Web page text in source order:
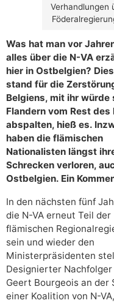
Verhandlungen
Was hat man vor
alles über die N-VA
hier in Ostbelgien?
stand für die
Belgiens, mit ihr würde
Flandern vom Rest des
abspalten, hieß es.
haben die flämischen
Nationalisten längst
Schrecken verloren,
Ostbelgien. Ein
In den nächsten fünf
die N-VA erneut Teil der
flämischen
sein und wieder den
Ministerpräsidenten
Designierter Nachfolger
Geert Bourgeois an der
einer Koalition von N-